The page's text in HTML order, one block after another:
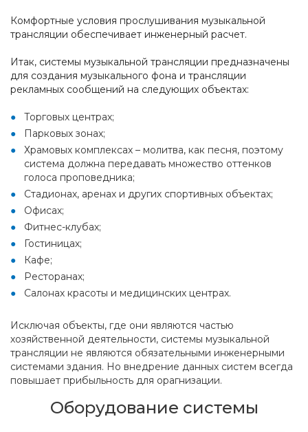
Комфортные условия прослушивания музыкальной
трансляции обеспечивает инженерный расчет.
Итак, системы музыкальной трансляции предназначены
для создания музыкального фона и трансляции
рекламных сообщений на следующих объектах:
Торговых центрах;
Парковых зонах;
Храмовых комплексах – молитва, как песня, поэтому
система должна передавать множество оттенков
голоса проповедника;
Стадионах, аренах и других спортивных объектах;
Офисах;
Фитнес-клубах;
Гостиницах;
Кафе;
Ресторанах;
Салонах красоты и медицинских центрах.
Исключая объекты, где они являются частью
хозяйственной деятельности, системы музыкальной
трансляции не являются обязательными инженерными
системами здания. Но внедрение данных систем всегда
повышает прибыльность для орагнизации.
Оборудование системы